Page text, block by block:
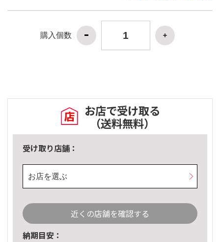
購入個数
お店で受け取る
（送料無料）
受け取り店舗：
お店を選ぶ
近くの店舗を確認する
納期目安：